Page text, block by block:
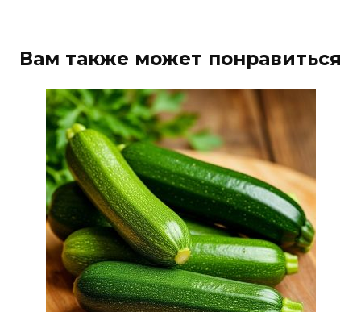
вражеские БПЛА
08 августа 2026 09:29
Аномальная жара до +40 °C
накроет Ростов-на-Дону 8
августа
08 августа 2026 09:23
Ночью дежурными силами
ПВО перехвачены и
уничтожены 397 украинских
беспилотников
Вам также может понравиться